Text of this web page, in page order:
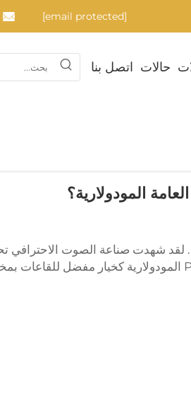
[email protected]
حالات اتصل بنا
المودولارية؟
لقد شهدت صناعة الصوت الاحترافي